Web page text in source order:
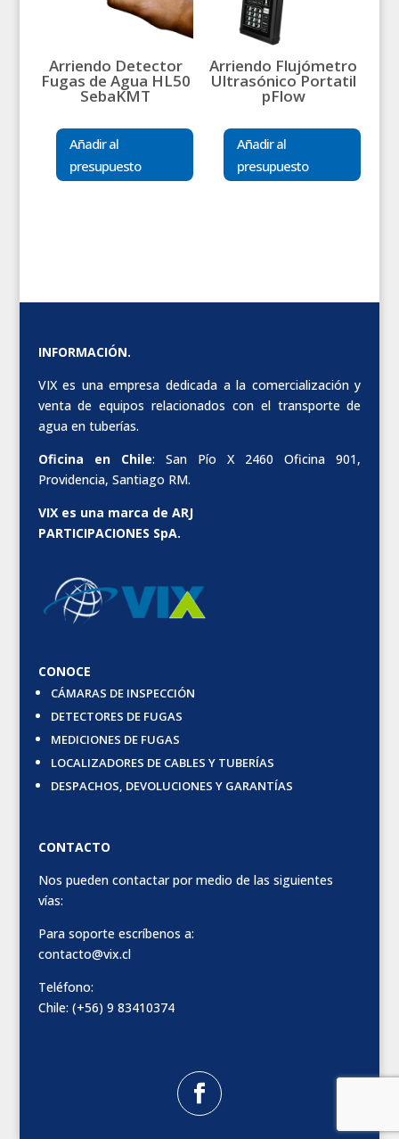
Arriendo Detector
Fugas de Agua HL50
SebaKMT
Añadir al
presupuesto
Arriendo Flujómetro
Ultrasónico Portatil
pFlow
Añadir al
presupuesto
INFORMACIÓN.
VIX es una empresa dedicada a la comercialización y
venta de equipos relacionados con el transporte de
agua en tuberías.
Oficina en Chile: San Pío X 2460 Oficina 901,
Providencia, Santiago RM.
VIX es una marca de ARJ
PARTICIPACIONES SpA.
CONOCE
CÁMARAS DE INSPECCIÓN
DETECTORES DE FUGAS
MEDICIONES DE FUGAS
LOCALIZADORES DE CABLES Y TUBERÍAS
DESPACHOS, DEVOLUCIONES Y GARANTÍAS
CONTACTO
Nos pueden contactar por medio de las siguientes
vías:
Para soporte escríbenos a:
contacto@vix.cl
Teléfono:
Chile: (+56) 9 83410374